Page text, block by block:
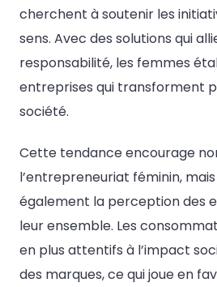
cherchent à soutenir les
sens. Avec des solutions qui
responsabilité, les femmes
entreprises qui transforment
société.
Cette tendance encourage
l’entrepreneuriat féminin,
également la perception des
leur ensemble. Les
en plus attentifs à l’impact
des marques, ce qui joue en